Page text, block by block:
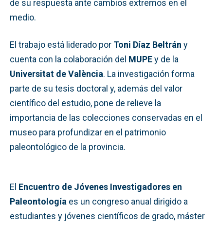
de su respuesta ante cambios extremos en el
medio.
El trabajo está liderado por Toni Díaz Beltrán y
cuenta con la colaboración del MUPEy de la
Universitat de València. La investigación forma
parte de su tesis doctoral y, además del valor
científico del estudio, pone de relieve la
importancia de las colecciones conservadas en el
museo para profundizar en el patrimonio
paleontológico de la provincia.
El Encuentro de Jóvenes Investigadores en
Paleontología es un congreso anual dirigido a
estudiantes y jóvenes científicos de grado, máster